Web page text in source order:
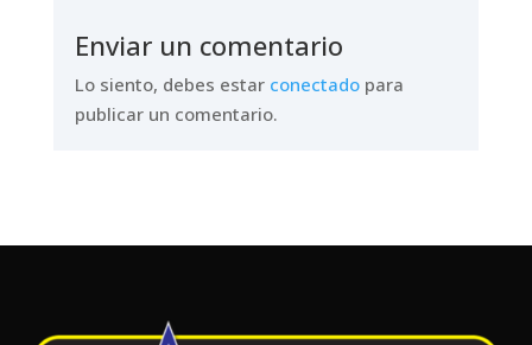
Enviar un comentario
Lo siento, debes estar conectadopara
publicar un comentario.